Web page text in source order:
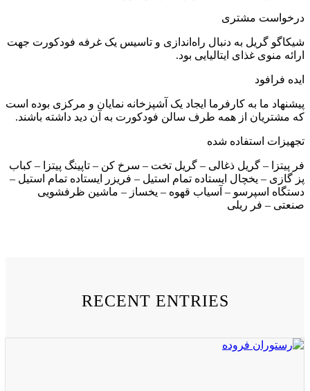
درخواست مشتری
شیکاگو گریل به دنبال راه‌اندازی و تاسیس یک غرفه فودکورت جهت
ارائه منوی غذای ایتالیایی بود.
ایده فرافود
پیشنهاد ما به کارفرما ایجاد یک آشپزخانه نمایان و مرکزی بوده است
که مشتریان از همه طرف سالن فودکورت به آن دید داشته باشند.
تجهیزات استفاده شده
فر پیتزا – گریل ذغالی – گریل تخت – سرخ کن – تاپینگ پیتزا – کباب
پز گازی – یخچال ایستاده تمام استیل – فریزر ایستاده تمام استیل –
دستگاه اسپرسو – آسیاب قهوه – یخساز – ماشین ظرفشویی
صنعتی – فر ریلی
RECENT ENTRIES